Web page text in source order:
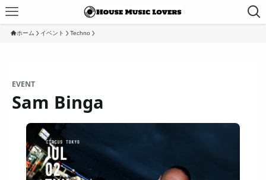
ホーム イベント Techno
EVENT
Sam Binga